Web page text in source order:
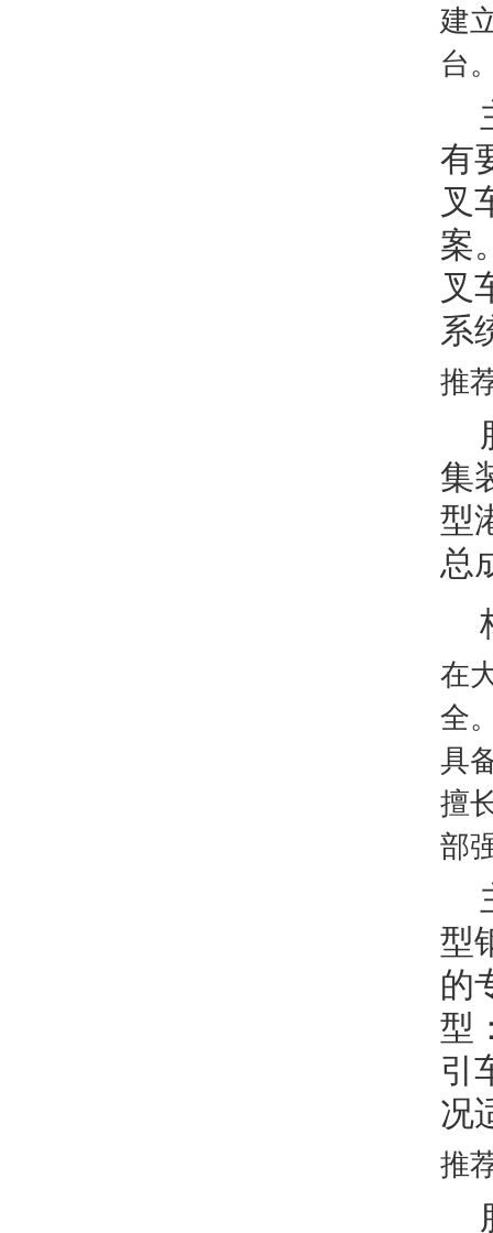
建
台
有
叉
案
叉
系
推
集
型
总
在
全
具
擅
部
型
的
型
引
况
推